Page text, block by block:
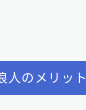
人のメリット